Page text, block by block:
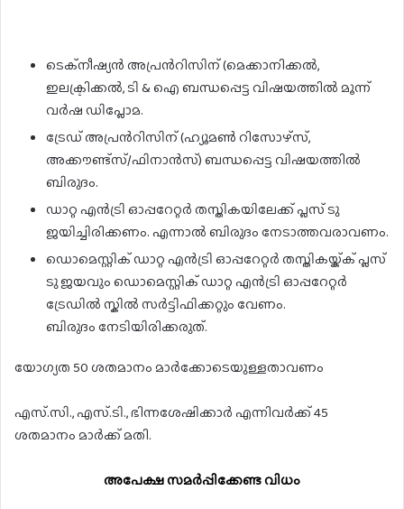
ടെക്നീഷ്യൻ അപ്രൻറിസിന് (മെക്കാനിക്കൽ,
ഇലക്ട്രിക്കൽ, ടി & ഐ ബന്ധപ്പെട്ട വിഷയത്തിൽ മൂന്ന്
വർഷ ഡിപ്ലോമ.
ട്രേഡ് അപ്രൻറിസിന് (ഹ്യൂമൺ റിസോഴ്സ്,
അക്കൗണ്ട്സ്/ഫിനാൻസ്) ബന്ധപ്പെട്ട വിഷയത്തിൽ
ബിരുദം.
ഡാറ്റ എൻട്രി ഓപ്പറേറ്റർ തസ്തികയിലേക്ക് പ്ലസ് ടു
ജയിച്ചിരിക്കണം. എന്നാൽ ബിരുദം നേടാത്തവരാവണം.
ഡൊമെസ്റ്റിക് ഡാറ്റ എൻട്രി ഓപ്പറേറ്റർ തസ്തികയ്ക്ക് പ്ലസ്
ടു ജയവും ഡൊമെസ്റ്റിക് ഡാറ്റ എൻട്രി ഓപ്പറേറ്റർ
ട്രേഡിൽ സ്കിൽ സർട്ടിഫിക്കറ്റും വേണം.
ബിരുദം നേടിയിരിക്കരുത്.
യോഗ്യത 50 ശതമാനം മാർക്കോടെയുള്ളതാവണം
എസ്.സി., എസ്.ടി., ഭിന്നശേഷിക്കാർ എന്നിവർക്ക് 45
ശതമാനം മാർക്ക് മതി.
അപേക്ഷ സമർപ്പിക്കേണ്ട വിധം